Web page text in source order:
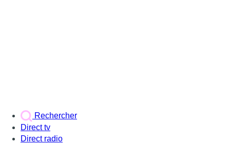
Rechercher
Direct tv
Direct radio